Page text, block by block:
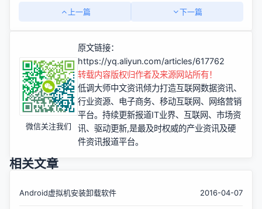
上一篇 下一篇
微信关注我们
原文链接：
https://yq.aliyun.com/articles/617762
转载内容版权归作者及来源网站所有！
低调大师中文资讯倾力打造互联网数据资讯、
行业资源、电子商务、移动互联网、网络营销
平台。持续更新报道IT业界、互联网、市场资
讯、驱动更新,是最及时权威的产业资讯及硬
件资讯报道平台。
相关文章
Android虚拟机安装卸载软件 2016-04-07